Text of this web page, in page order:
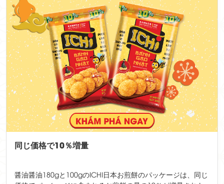
同じ価格で10％増量
醤油醤油180gと100gのICHI日本お煎餅のパッケージは、同じ